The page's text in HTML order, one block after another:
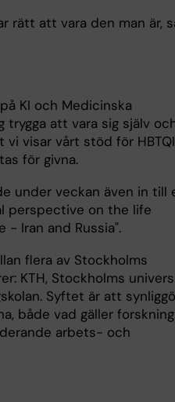
rätt att vara den man är,
KI och Medicinska
trygga att vara sig själv
visar vårt stöd för
för givna.
under veckan även in till
perspective on the life
- Iran and Russia".
flera av Stockholms
KTH, Stockholms
Syftet är att
både vad gäller forskning
arbets- och